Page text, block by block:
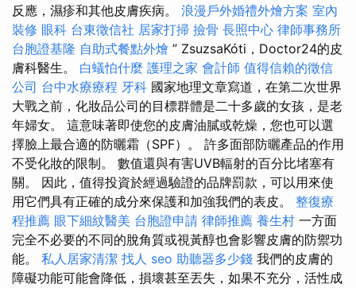
反應，濕疹和其他皮膚疾病。 浪漫戶外婚禮外燴方案 室內
裝修 眼科 台東徵信社 居家打掃 撿骨 長照中心 律師事務所
台胞證基隆 自助式餐點外燴 ” ZsuzsaKóti，Doctor24的皮
膚科醫生。 白蟻怕什麼 護理之家 會計師 值得信賴的徵信
公司 台中水療療程 牙科 國家地理文章寫道，在第二次世界
大戰之前，化妝品公司的目標群體是二十多歲的女孩，是老
年婦女。 這意味著即使您的皮膚油膩或乾燥，您也可以選
擇臉上最合適的防曬霜（SPF）。 許多面部防曬產品的作用
不受化妝的限制。 數值還與有害UVB輻射的百分比堵塞有
關。 因此，值得投資於經過驗證的品牌罰款，可以用來使
用它們具有正確的成分來保護和加強我們的表皮。 整復療
程推薦 眼下細紋醫美 台胞證申請 律師推薦 養生村 一方面
完全不必要的不​​同的脫角質或視黃醇也會影響皮膚的防禦功
能。 私人居家清潔 找人 seo 助聽器多少錢 我們的皮膚的
障礙功能可能會降低，損壞甚至丟失，如果不充分，活性成